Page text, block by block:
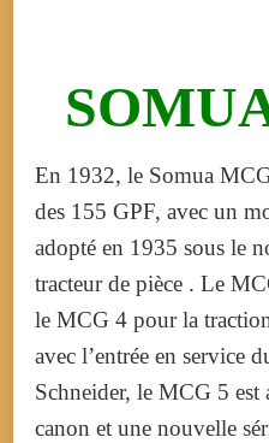
En 1932, le Somua
des 155 GPF, avec un
adopté en 1935 sous le
tracteur de pièce . Le
le MCG 4 pour la
avec l’entrée en service
Schneider, le MCG 5 est
canon et une nouvelle